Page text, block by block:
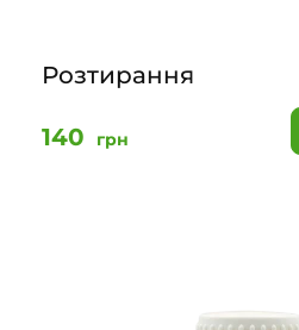
Розтирання
140 грн